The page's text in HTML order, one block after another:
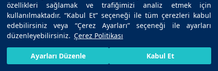
özellikleri sağlamak ve trafiğimizi analiz etmek için
kullanılmaktadır. “Kabul Et” seçeneği ile tüm çerezleri kabul
edebilirsiniz veya “Çerez Ayarları” seçeneği ile ayarları
düzenleyebilirsiniz. Çerez Politikası
Ayarları Düzenle Kabul Et
Trigliserid nedir?
Kulak ağrısına ne iyi gelir?
HIZLI RANDEVU AL BIZE ULAŞIN